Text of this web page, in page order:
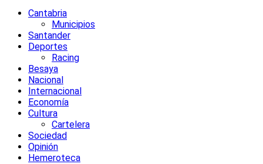
Cantabria
Municipios
Santander
Deportes
Racing
Besaya
Nacional
Internacional
Economía
Cultura
Cartelera
Sociedad
Opinión
Hemeroteca